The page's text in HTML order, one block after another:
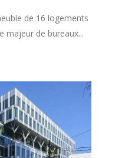
de 16 logements
majeur de bureaux...